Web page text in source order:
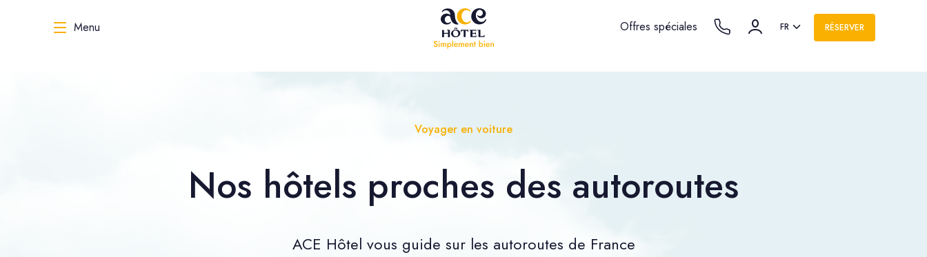
Menu Offres spéciales FR RÉSERVER
Voyager en voiture
Nos hôtels proches des autoroutes
ACE Hôtel vous guide sur les autoroutes de France